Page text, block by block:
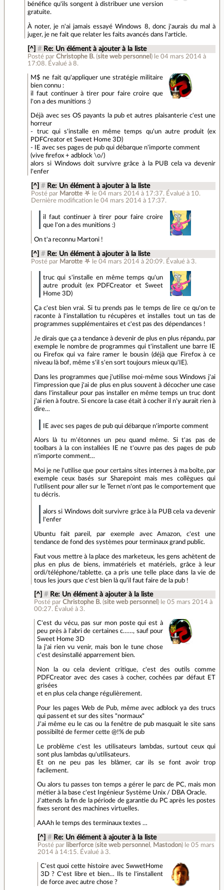
bénéfice qu'ils songent à distribuer une version
gratuite.
À noter, je n'ai jamais essayé Windows 8, donc j'aurais du mal à
juger, je ne fait que relater les faits avancés dans l'article.
[^] # Re: Un élément à ajouter à la liste
Posté parChristophe B. (site web personnel ) le 04 mars 2014 à
17:08. Évalué à8.
M$ ne fait qu'appliquer une stratégie militaire
bien connu :
il faut continuer à tirer pour faire croire que
l'on a des munitions :)
Déjà avec ses OS payants la pub et autres plaisanterie c'est une
horreur
- truc qui s'installe en même temps qu'un autre produit (ex
PDFCreator et Sweet Home 3D)
- IE avec ses pages de pub qui débarque n'importe comment
(vive firefox + adblock \o/)
alors si Windows doit survivre grâce à la PUB cela va devenir
l'enfer
[^] # Re: Un élément à ajouter à la liste
Posté par Marotte ⛧ le 04 mars 2014 à 17:37. Évalué à 10.
Dernière modification le 04 mars 2014 à 17:37.
il faut continuer à tirer pour faire croire
que l'on a des munitions :)
On t'a reconnu Martoni !
[^] # Re: Un élément à ajouter à la liste
Posté par Marotte ⛧ le 04 mars 2014 à 20:09. Évalué à 3.
truc qui s'installe en même temps qu'un
autre produit (ex PDFCreator et Sweet
Home 3D)
Ça c'est bien vrai. Si tu prends pas le temps de lire ce qu'on te
raconte à l'installation tu récupères et installes tout un tas de
programmes supplémentaires et c'est pas des dépendances !
Je dirais que ça a tendance à devenir de plus en plus répandu, par
exemple le nombre de programmes qui t'installent une barre IE
ou Firefox qui va faire ramer le bousin (déjà que Firefox à ce
niveau là bof, même s'il s'en sort toujours mieux qu'IE).
Dans les programmes que j'utilise moi-même sous Windows j'ai
l'impression que j'ai de plus en plus souvent à décocher une case
dans l'installeur pour pas installer en même temps un truc dont
j'ai rien à foutre. Si encore la case était à cocher il n'y aurait rien à
dire…
IE avec ses pages de pub qui débarque n'importe comment
Alors là tu m'étonnes un peu quand même. Si t'as pas de
toolbars à la con installées IE ne t'ouvre pas des pages de pub
n'importe comment…
Moi je ne l'utilise que pour certains sites internes à ma boîte, par
exemple ceux basés sur Sharepoint mais mes collègues qui
l'utilisent pour aller sur le Ternet n'ont pas le comportement que
tu décris.
alors si Windows doit survivre grâce à la PUB cela va devenir
l'enfer
Ubuntu fait pareil, par exemple avec Amazon, c'est une
tendance de fond des systèmes pour terminaux grand public.
Faut vous mettre à la place des marketeux, les gens achètent de
plus en plus de biens, immatériels et matériels, grâce à leur
ordi/téléphone/tablette. ça a pris une telle place dans la vie de
tous les jours que c'est bien là qu'il faut faire de la pub !
[^] # Re: Un élément à ajouter à la liste
Posté parChristophe B. (site web personnel ) le 05 mars 2014 à
00:27. Évalué à 3.
C'est du vécu, pas sur mon poste qui est à
peu près à l'abri de certaines c……, sauf pour
Sweet Home 3D
la j'ai rien vu venir, mais bon le tune chose
c'est desinstallé apparrement bien.
Non la ou cela devient critique, c'est des outils comme
PDFCreator avec des cases à cocher, cochées par défaut ET
grisées
et en plus cela change régulièrement.
Pour les pages Web de Pub, même avec adblock ya des trucs
qui passent et sur des sites "normaux"
J'ai même eu le cas ou la fenêtre de pub masquait le site sans
possibilté de fermer cette @!% de pub
Le problème c'est les utilisateurs lambdas, surtout ceux qui
sont plus lambdas qu'utilisateurs.
Et on ne peu pas les blâmer, car ils se font avoir trop
facilement.
Ou alors tu passes ton temps a gérer le parc de PC, mais mon
métier à la base c'est Ingénieur Système Unix / DBA Oracle.
J'attends la fin de la période de garantie du PC après les postes
fixes seront des machines virtuelles.
AAAh le temps des terminaux textes …
[^] # Re: Un élément à ajouter à la liste
Posté par liberforce(site web personnel , Mastodon) le 05 mars
2014 à 14:15. Évalué à 3.
C'est quoi cette histoire avec SwwetHome
3D ? C'est libre et bien… Ils te l'installent
de force avec autre chose ?